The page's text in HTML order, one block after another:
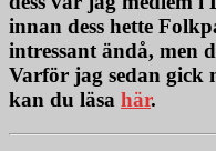
innan dess hette
intressant ändå, men
Varför jag sedan gick
kan du läsa här.